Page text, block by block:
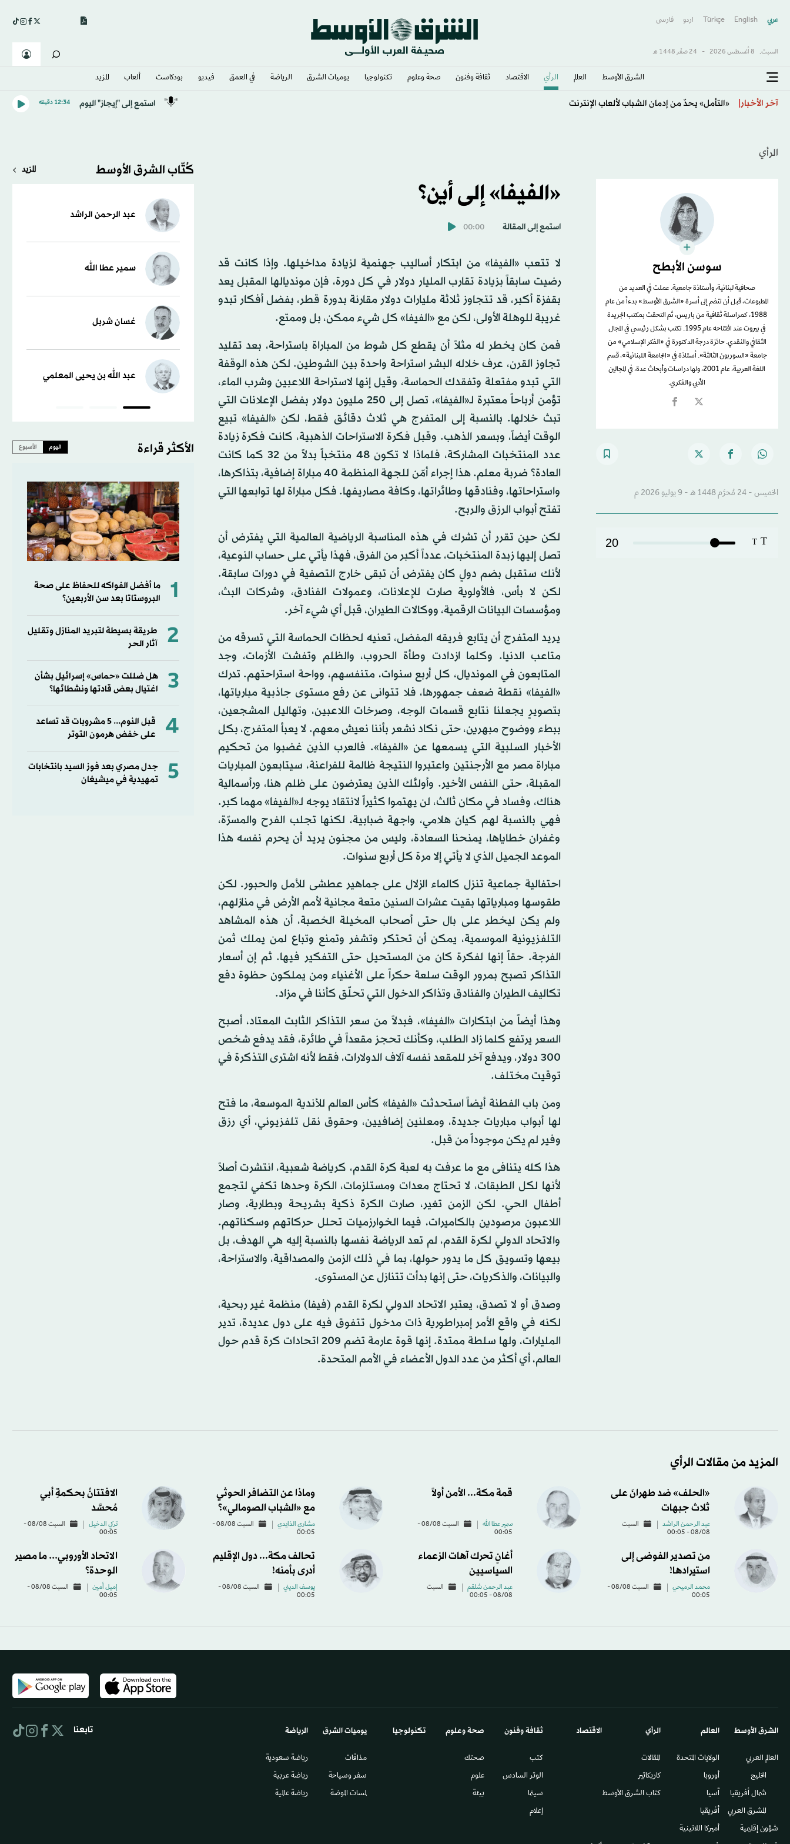
عربي English
Türkçe اردو فارسى
السبت, 8 أغسطس 2026 - 24 صفَر 1448 هـ
الشرق الأوسط​ العالم الرأي الاقتصاد ثقافة وفنون صحة وعلوم تكنولوجيا يوميات الشرق​ الرياضة في العمق فيديو بودكاست ألعاب المزيد
آخر الأخبار استمع إلى "إيجاز" اليوم 12:34 دقيقه
الرأي
سوسن الأبطح
صحافية لبنانية، وأستاذة جامعية. عملت في العديد من
المطبوعات، قبل أن تنضم إلى أسرة «الشرق الأوسط» بدءاً من عام
1988، كمراسلة ثقافية من باريس، ثم التحقت بمكتب الجريدة
في بيروت عند افتتاحه عام 1995. تكتب بشكل رئيسي في المجال
الثقافي والنقدي. حائزة درجة الدكتورة في «الفكر الإسلامي» من
جامعة «السوربون الثالثة». أستاذة في «الجامعة اللبنانية»، قسم
اللغة العربية، عام 2001، ولها دراسات وأبحاث عدة، في المجالين
الأدبي والفكري.
الخميس - 24 مُحرَّم 1448 هـ - 9 يوليو 2026 م
T
T
20
«الفيفا» إلى أين؟
استمع إلى المقالة 00:00
لا تتعب «الفيفا» من ابتكار أساليب جهنمية لزيادة مداخيلها. وإذا كانت قد
رضيت سابقاً بزيادة تقارب المليار دولار في كل دورة، فإن مونديالها المقبل يعد
بقفزة أكبر، قد تتجاوز ثلاثة مليارات دولار مقارنة بدورة قطر، بفضل أفكار تبدو
غريبة للوهلة الأولى، لكن مع «الفيفا» كل شيء ممكن، بل وممتع.
فمن كان يخطر له مثلاً أن يقطع كل شوط من المباراة باستراحة، بعد تقليد
تجاوز القرن، عرف خلاله البشر استراحة واحدة بين الشوطين. لكن هذه الوقفة
التي تبدو مفتعلة وتفقدك الحماسة، وقيل إنها لاستراحة اللاعبين وشرب الماء،
تؤمن أرباحاً معتبرة لـ«الفيفا»، تصل إلى 250 مليون دولار بفضل الإعلانات التي
تبث خلالها. بالنسبة إلى المتفرج هي ثلاث دقائق فقط، لكن «الفيفا» تبيع
الوقت أيضاً، وبسعر الذهب. وقبل فكرة الاستراحات الذهبية، كانت فكرة زيادة
عدد المنتخبات المشاركة، فلماذا لا تكون 48 منتخباً بدلاً من 32 كما كانت
العادة؟ ضربة معلم. هذا إجراء أمّن للجهة المنظمة 40 مباراة إضافية، بتذاكرها،
واستراحاتها، وفنادقها وطائراتها، وكافة مصاريفها. فكل مباراة لها توابعها التي
تفتح أبواب الرزق والربح.
لكن حين تقرر أن تشرك في هذه المناسبة الرياضية العالمية التي يفترض أن
تصل إليها زبدة المنتخبات، عدداً أكبر من الفرق، فهذا يأتي على حساب النوعية،
لأنك ستقبل بضم دولٍ كان يفترض أن تبقى خارج التصفية في دورات سابقة.
لكن لا بأس، فالأولوية صارت للإعلانات، وعمولات الفنادق، وشركات البث،
ومؤسسات البيانات الرقمية، ووكالات الطيران، قبل أي شيء آخر.
يريد المتفرج أن يتابع فريقه المفضل، تعنيه لحظات الحماسة التي تسرقه من
متاعب الدنيا. وكلما ازدادت وطأة الحروب، والظلم وتفشت الأزمات، وجد
المتابعون في المونديال، كل أربع سنوات، متنفسهم، وواحة استراحتهم. تدرك
«الفيفا» نقطة ضعف جمهورها، فلا تتوانى عن رفع مستوى جاذبية مبارياتها،
بتصويرٍ يجعلنا نتابع قسمات الوجه، وصرخات اللاعبين، وتهاليل المشجعين،
ببطء ووضوح مبهرين، حتى نكاد نشعر بأننا نعيش معهم. لا يعبأ المتفرج، بكل
الأخبار السلبية التي يسمعها عن «الفيفا». فالعرب الذين غضبوا من تحكيم
مباراة مصر مع الأرجنتين واعتبروا النتيجة ظالمة للفراعنة، سيتابعون المباريات
المقبلة، حتى النفس الأخير. وأولئك الذين يعترضون على ظلم هنا، ورأسمالية
هناك، وفساد في مكان ثالث، لن يهتموا كثيراً لانتقاد يوجه لـ«الفيفا» مهما كبر.
فهي بالنسبة لهم كيان هلامي، واجهة ضبابية، لكنها تجلب الفرح والمسرّة،
وغفران خطاياها، يمنحنا السعادة، وليس من مجنون يريد أن يحرم نفسه هذا
الموعد الجميل الذي لا يأتي إلا مرة كل أربع سنوات.
احتفالية جماعية تنزل كالماء الزلال على جماهير عطشى للأمل والحبور. لكن
طقوسها ومبارياتها بقيت عشرات السنين متعة مجانية لأمم الأرض في منازلهم،
ولم يكن ليخطر على بال حتى أصحاب المخيلة الخصبة، أن هذه المشاهد
التلفزيونية الموسمية، يمكن أن تحتكر وتشفر وتمنع وتباع لمن يملك ثمن
الفرجة. حقاً إنها لفكرة كان من المستحيل حتى التفكير فيها. ثم إن أسعار
التذاكر تصبح بمرور الوقت سلعة حكراً على الأغنياء ومن يملكون حظوة دفع
تكاليف الطيران والفنادق وتذاكر الدخول التي تحلّق كأننا في مزاد.
وهذا أيضاً من ابتكارات «الفيفا»، فبدلاً من سعر التذاكر الثابت المعتاد، أصبح
السعر يرتفع كلما زاد الطلب، وكأنك تحجز مقعداً في طائرة، فقد يدفع شخص
300 دولار، ويدفع آخر للمقعد نفسه آلاف الدولارات، فقط لأنه اشترى التذكرة في
توقيت مختلف.
ومن باب الفطنة أيضاً استحدثت «الفيفا» كأس العالم للأندية الموسعة، ما فتح
لها أبواب مباريات جديدة، ومعلنين إضافيين، وحقوق نقل تلفزيوني، أي رزق
وفير لم يكن موجوداً من قبل.
هذا كله يتنافى مع ما عرفت به لعبة كرة القدم، كرياضة شعبية، انتشرت أصلاً
لأنها لكل الطبقات، لا تحتاج معدات ومستلزمات، الكرة وحدها تكفي لتجمع
أطفال الحي. لكن الزمن تغير، صارت الكرة ذكية بشريحة وبطارية، وصار
اللاعبون مرصودين بالكاميرات، فيما الخوارزميات تحلل حركاتهم وسكناتهم.
والاتحاد الدولي لكرة القدم، لم تعد الرياضة نفسها بالنسبة إليه هي الهدف، بل
بيعها وتسويق كل ما يدور حولها، بما في ذلك الزمن والمصداقية، والاستراحة،
والبيانات، والذكريات، حتى إنها بدأت تتنازل عن المستوى.
وصدق أو لا تصدق، يعتبر الاتحاد الدولي لكرة القدم (فيفا) منظمة غير ربحية،
لكنه في واقع الأمر إمبراطورية ذات مدخول تتفوق فيه على دول عديدة، تدير
المليارات، ولها سلطة ممتدة. إنها قوة عارمة تضم 209 اتحادات كرة قدم حول
العالم، أي أكثر من عدد الدول الأعضاء في الأمم المتحدة.
كُتّاب الشرق الأوسط المزيد
عبد الرحمن الراشد
سمير عطا الله
غسان شربل
عبد الله بن يحيى المعلمي
الأكثر قراءة اليوم الأسبوع
1
ما أفضل الفواكه للحفاظ على صحة
البروستاتا بعد سن الأربعين؟
2
طريقة بسيطة لتبريد المنازل وتقليل
آثار الحر
3
هل ضللت «حماس» إسرائيل بشأن
اغتيال بعض قادتها ونشطائها؟
4
قبل النوم... 5 مشروبات قد تساعد
على خفض هرمون التوتر
5
جدل مصري بعد فوز السيد بانتخابات
تمهيدية في ميشيغان
المزيد من مقالات الرأي
«الحلف» ضد طهرانَ على
ثلاث جبهات
عبد الرحمن الراشد
السبت
08/08 - 00:05
قمة مكة... الأمن أولاً
سمير عطا الله
السبت 08/08 -
00:05
وماذا عن التضافر الحوثي
مع «الشباب الصومالي»؟
مشاري الذايدي
السبت 08/08 -
00:05
الافتتانُ بحكمةِ أبي
مُحسَّد
تركي الدخيل
السبت 08/08 -
00:05
من تصدير الفوضى إلى
استيرادها!
محمد الرميحي
السبت 08/08 -
00:05
أغانٍ تحرك آهات الزعماء
السياسيين
عبد الرحمن شلقم
السبت
08/08 - 00:05
تحالف مكة... دول الإقليم
أدرى بأمنه!
يوسف الديني
السبت 08/08 -
00:05
الاتحاد الأوروبي... ما مصير
الوحدة؟
إميل أمين
السبت 08/08 -
00:05
الشرق الأوسط​
العالم العربي
الخليج
شمال أفريقيا
المشرق العربي
شؤون إقليمية
العالم
الولايات المتحدة
أوروبا
آسيا
أفريقيا
أميركا اللاتينية
الرأي
المقالات
كاريكاتير
كتاب الشرق الأوسط
الاقتصاد ثقافة وفنون
كتب
الوتر السادس​
سينما
إعلام
صحة وعلوم
صحتك
علوم
بيئة
تكنولوجيا يوميات الشرق​
مذاقات
سفر وسياحة
لمسات الموضة
الرياضة
رياضة سعودية
رياضة عربية
رياضة عالمية
تابعنا